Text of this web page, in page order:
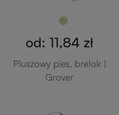
od: 11,84 zł
Pluszowy pies, brelok |
Grover